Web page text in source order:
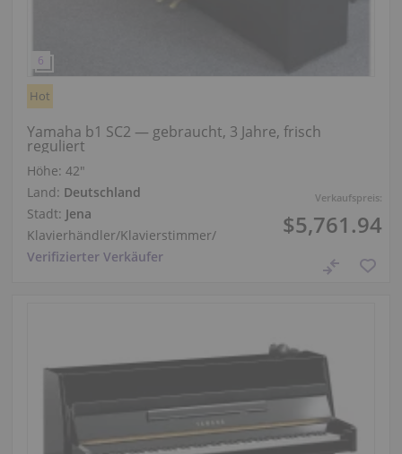
Verkaufspreis:
$5,761.94
Hot
Yamaha b1 SC2 — gebraucht, 3 Jahre, frisch
reguliert
Höhe: 42″
Land: Deutschland
Stadt: Jena
Klavierhändler/Klavierstimmer/
Verifizierter Verkäufer